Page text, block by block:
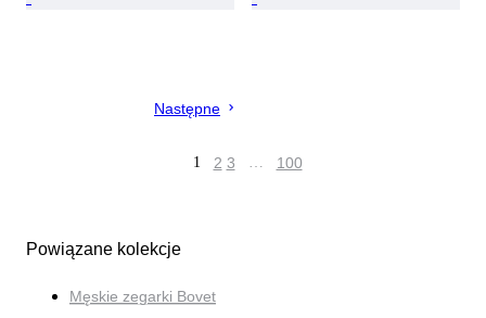
Następne
1 2 3 … 100
Powiązane kolekcje
Męskie zegarki Bovet